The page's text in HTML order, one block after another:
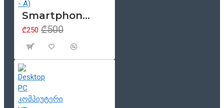
Smartphone 5.2" Samsung Galaxy A5 (2017), 4G, Samsung Exynos 7880, 3GB/32GB, ორმაგი SIM, NFC, რადიო, Android 6, შავი (მეორადი პროდუქტის კლასი - A)
₾250 ₾500